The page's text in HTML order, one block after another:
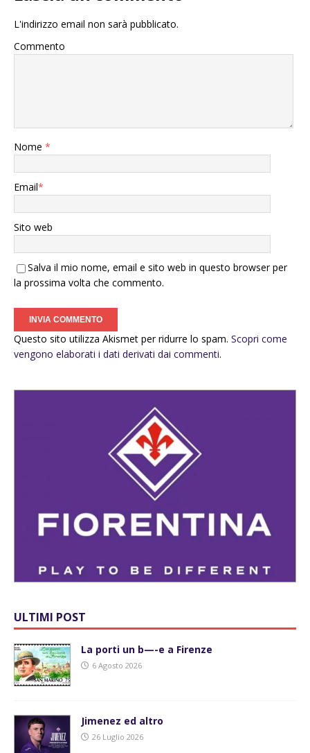
L'indirizzo email non sarà pubblicato.
Commento
Nome *
Email*
Sito web
Salva il mio nome, email e sito web in questo browser per
la prossima volta che commento.
Questo sito utilizza Akismet per ridurre lo spam. Scopri come
vengono elaborati i dati derivati dai commenti.
ULTIMI POST
La porti un b—-e a Firenze
6 Agosto 2026
Jimenez ed altro
26 Luglio 2026